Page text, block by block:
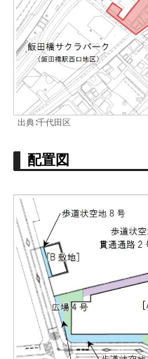
出典∶千代田区
配置図